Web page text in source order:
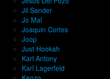
Jil Sander
Jo Mal
Joaquin Cortes
Joop
Just Hookah
Karl Antony
Karl Lagerfeld